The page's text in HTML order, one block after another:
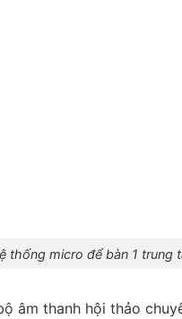
thống micro để bàn 1 trung
âm thanh hội thảo